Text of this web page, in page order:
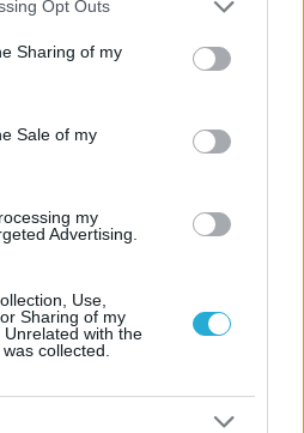
behaviour. You may click to
and its third-party tags to
purposes in below Google
Opt Outs
Sharing of my
Sale of my
my
Advertising.
Use,
Sharing of my
with the
collected.
Ρίο!
μέλη της οικογένειας Τιλί